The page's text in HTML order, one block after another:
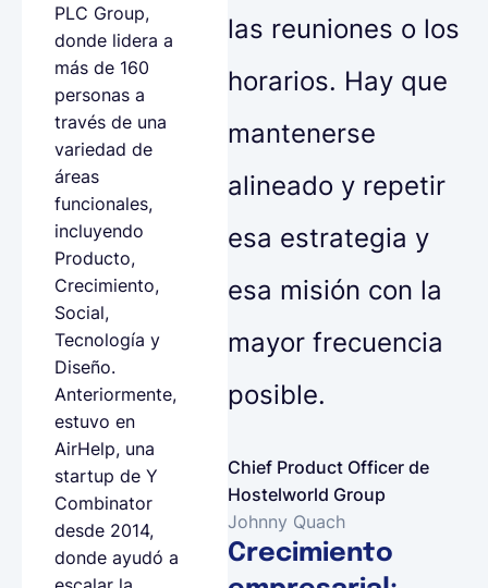
PLC Group,
donde lidera a
más de 160
personas a
través de una
variedad de
áreas
funcionales,
incluyendo
Producto,
Crecimiento,
Social,
Tecnología y
Diseño.
Anteriormente,
estuvo en
AirHelp, una
startup de Y
Combinator
desde 2014,
donde ayudó a
las reuniones o los
horarios. Hay que
mantenerse
alineado y repetir
esa estrategia y
esa misión con la
mayor frecuencia
posible.
Chief Product Officer de
Hostelworld Group
Johnny Quach
Crecimiento